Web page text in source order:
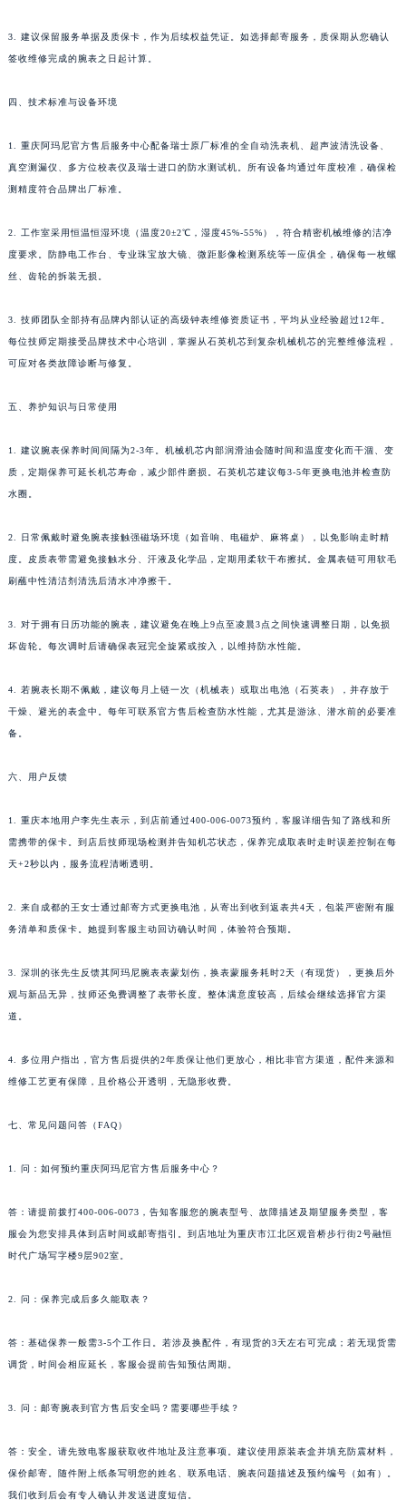
3. 建议保留服务单据及质保卡，作为后续权益凭证。如选择邮寄服务，质保期从您确认
签收维修完成的腕表之日起计算。
四、技术标准与设备环境
1. 重庆阿玛尼官方售后服务中心配备瑞士原厂标准的全自动洗表机、超声波清洗设备、
真空测漏仪、多方位校表仪及瑞士进口的防水测试机。所有设备均通过年度校准，确保检
测精度符合品牌出厂标准。
2. 工作室采用恒温恒湿环境（温度20±2℃，湿度45%-55%），符合精密机械维修的洁净
度要求。防静电工作台、专业珠宝放大镜、微距影像检测系统等一应俱全，确保每一枚螺
丝、齿轮的拆装无损。
3. 技师团队全部持有品牌内部认证的高级钟表维修资质证书，平均从业经验超过12年。
每位技师定期接受品牌技术中心培训，掌握从石英机芯到复杂机械机芯的完整维修流程，
可应对各类故障诊断与修复。
五、养护知识与日常使用
1. 建议腕表保养时间间隔为2-3年。机械机芯内部润滑油会随时间和温度变化而干涸、变
质，定期保养可延长机芯寿命，减少部件磨损。石英机芯建议每3-5年更换电池并检查防
水圈。
2. 日常佩戴时避免腕表接触强磁场环境（如音响、电磁炉、麻将桌），以免影响走时精
度。皮质表带需避免接触水分、汗液及化学品，定期用柔软干布擦拭。金属表链可用软毛
刷蘸中性清洁剂清洗后清水冲净擦干。
3. 对于拥有日历功能的腕表，建议避免在晚上9点至凌晨3点之间快速调整日期，以免损
坏齿轮。每次调时后请确保表冠完全旋紧或按入，以维持防水性能。
4. 若腕表长期不佩戴，建议每月上链一次（机械表）或取出电池（石英表），并存放于
干燥、避光的表盒中。每年可联系官方售后检查防水性能，尤其是游泳、潜水前的必要准
备。
六、用户反馈
1. 重庆本地用户李先生表示，到店前通过400-006-0073预约，客服详细告知了路线和所
需携带的保卡。到店后技师现场检测并告知机芯状态，保养完成取表时走时误差控制在每
天+2秒以内，服务流程清晰透明。
2. 来自成都的王女士通过邮寄方式更换电池，从寄出到收到返表共4天，包装严密附有服
务清单和质保卡。她提到客服主动回访确认时间，体验符合预期。
3. 深圳的张先生反馈其阿玛尼腕表表蒙划伤，换表蒙服务耗时2天（有现货），更换后外
观与新品无异，技师还免费调整了表带长度。整体满意度较高，后续会继续选择官方渠
道。
4. 多位用户指出，官方售后提供的2年质保让他们更放心，相比非官方渠道，配件来源和
维修工艺更有保障，且价格公开透明，无隐形收费。
七、常见问题问答（FAQ）
1. 问：如何预约重庆阿玛尼官方售后服务中心？
答：请提前拨打400-006-0073，告知客服您的腕表型号、故障描述及期望服务类型，客
服会为您安排具体到店时间或邮寄指引。到店地址为重庆市江北区观音桥步行街2号融恒
时代广场写字楼9层902室。
2. 问：保养完成后多久能取表？
答：基础保养一般需3-5个工作日。若涉及换配件，有现货的3天左右可完成；若无现货需
调货，时间会相应延长，客服会提前告知预估周期。
3. 问：邮寄腕表到官方售后安全吗？需要哪些手续？
答：安全。请先致电客服获取收件地址及注意事项。建议使用原装表盒并填充防震材料，
保价邮寄。随件附上纸条写明您的姓名、联系电话、腕表问题描述及预约编号（如有）。
我们收到后会有专人确认并发送进度短信。